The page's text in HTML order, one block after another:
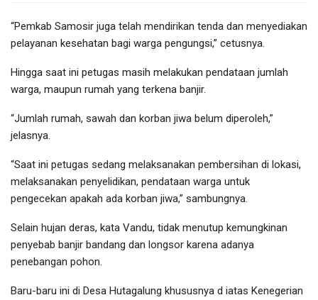
“Pemkab Samosir juga telah mendirikan tenda dan menyediakan
pelayanan kesehatan bagi warga pengungsi,” cetusnya.
Hingga saat ini petugas masih melakukan pendataan jumlah
warga, maupun rumah yang terkena banjir.
“Jumlah rumah, sawah dan korban jiwa belum diperoleh,”
jelasnya.
“Saat ini petugas sedang melaksanakan pembersihan di lokasi,
melaksanakan penyelidikan, pendataan warga untuk
pengecekan apakah ada korban jiwa,” sambungnya.
Selain hujan deras, kata Vandu, tidak menutup kemungkinan
penyebab banjir bandang dan longsor karena adanya
penebangan pohon.
Baru-baru ini di Desa Hutagalung khususnya d iatas Kenegerian